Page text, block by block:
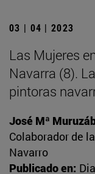
03 | 04 | 2023
Las Mujeres
Navarra (8).
pintoras
José Mª
Colaborador de
Navarro
Publicado en: